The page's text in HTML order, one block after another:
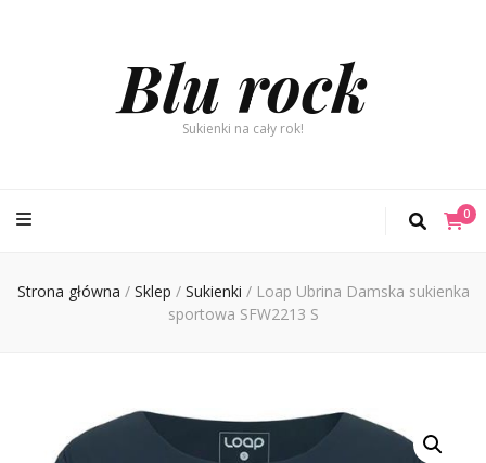
Blu rock
Sukienki na cały rok!
0
Strona główna / Sklep / Sukienki / Loap Ubrina Damska sukienka
sportowa SFW2213 S